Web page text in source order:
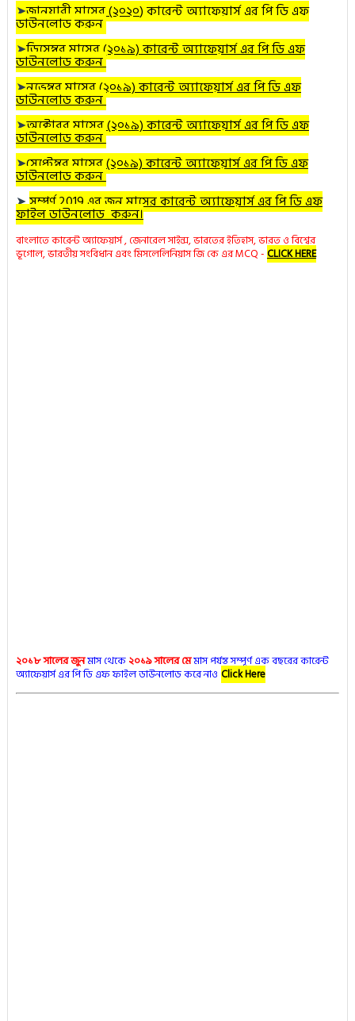
➤জানুয়ারীমাসের (২০২০) কারেন্ট অ্যাফেয়ার্স এর পি ডি এফ
ডাউনলোড করুন
➤ডিসেম্বরমাসের (২০১৯) কারেন্ট অ্যাফেয়ার্স এর পি ডি এফ
ডাউনলোড করুন
➤নভেম্বরমাসের (২০১৯) কারেন্ট অ্যাফেয়ার্স এর পি ডি এফ
ডাউনলোড করুন
➤অক্টোবরমাসের (২০১৯) কারেন্ট অ্যাফেয়ার্স এর পি ডি এফ
ডাউনলোড করুন
➤সেপ্টেম্বর মাসের (২০১৯) কারেন্ট অ্যাফেয়ার্স এর পি ডি এফ
ডাউনলোড করুন
➤সম্পূর্ণ 2019 এর জুন মাসের কারেন্ট অ্যাফেয়ার্স এর পি ডি এফ
ফাইল ডাউনলোড করুন।
বাংলাতে কারেন্ট অ্যাফেয়ার্স , জেনারেল সাইন্স, ভারতের ইতিহাস, ভারত ও বিশ্বের
ভূগোল, ভারতীয় সংবিধান এবং মিসলেলিনিয়াস জি কে এর MCQ -CLICK HERE
২০১৮ সালের জুনমাস থেকে২০১৯ সালের মেমাস পর্যন্ত সম্পূর্ণ এক বছরের কারেন্ট
অ্যাফেয়ার্স এর পি ডি এফ ফাইল ডাউনলোড করে নাও Click Here